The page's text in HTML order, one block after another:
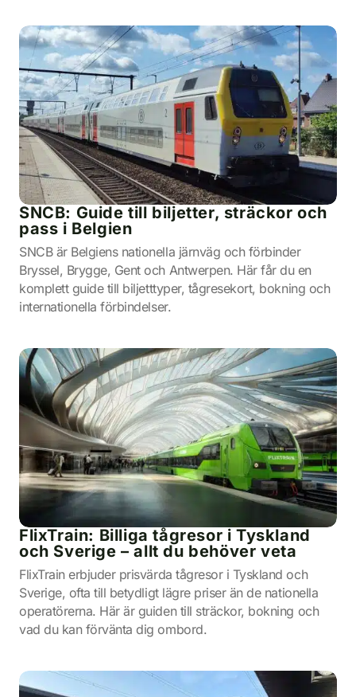
SNCB: Guide till biljetter, sträckor och
pass i Belgien
SNCB är Belgiens nationella järnväg och förbinder
Bryssel, Brygge, Gent och Antwerpen. Här får du en
komplett guide till biljetttyper, tågresekort, bokning och
internationella förbindelser.
FlixTrain: Billiga tågresor i Tyskland
och Sverige – allt du behöver veta
FlixTrain erbjuder prisvärda tågresor i Tyskland och
Sverige, ofta till betydligt lägre priser än de nationella
operatörerna. Här är guiden till sträckor, bokning och
vad du kan förvänta dig ombord.